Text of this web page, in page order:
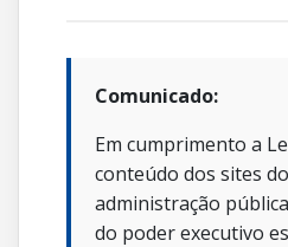
Comunicado:
Em cumprimento a
conteúdo dos sites
administração
do poder executivo